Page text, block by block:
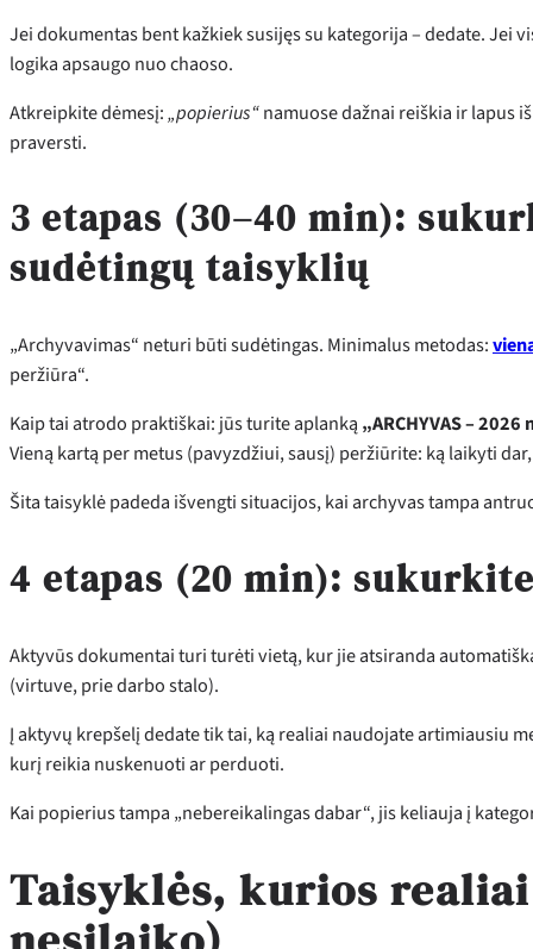
Jei dokumentas bent kažkiek susijęs su kategorija – dedate. Jei
logika apsaugo nuo chaoso.
Atkreipkite dėmesį:„popierius“namuose dažnai reiškia ir lapus
praversti.
3 etapas (30–40 min):
sudėtingų taisyklių
„Archyvavimas“ neturi būti sudėtingas. Minimalus metodas:
peržiūra“.
Kaip tai atrodo praktiškai: jūs turite aplanką „ARCHYVAS – 2026
Vieną kartą per metus (pavyzdžiui, sausį) peržiūrite: ką laikyti
Šita taisyklė padeda išvengti situacijos, kai archyvas tampa
4 etapas (20 min):
Aktyvūs dokumentai turi turėti vietą, kur jie atsiranda
(virtuve, prie darbo stalo).
Į aktyvų krepšelį dedate tik tai, ką realiai naudojate artimiausiu
kurį reikia nuskenuoti ar perduoti.
Kai popierius tampa „nebereikalingas dabar“, jis keliauja į
Taisyklės, kurios